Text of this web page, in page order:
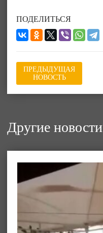
ПОДЕЛИТЬСЯ
ПРЕДЫДУЩАЯ
НОВОСТЬ
Другие новости